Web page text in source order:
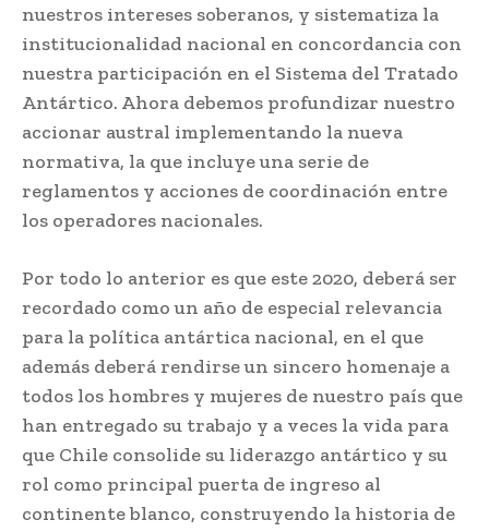
nuestros intereses soberanos, y sistematiza la
institucionalidad nacional en concordancia con
nuestra participación en el Sistema del Tratado
Antártico. Ahora debemos profundizar nuestro
accionar austral implementando la nueva
normativa, la que incluye una serie de
reglamentos y acciones de coordinación entre
los operadores nacionales.
Por todo lo anterior es que este 2020, deberá ser
recordado como un año de especial relevancia
para la política antártica nacional, en el que
además deberá rendirse un sincero homenaje a
todos los hombres y mujeres de nuestro país que
han entregado su trabajo y a veces la vida para
que Chile consolide su liderazgo antártico y su
rol como principal puerta de ingreso al
continente blanco, construyendo la historia de